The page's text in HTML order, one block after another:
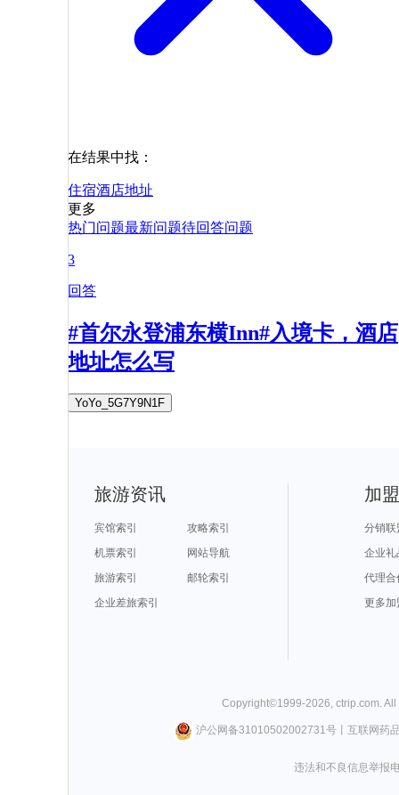
在结果中找：
住宿酒店地址
更多
热门问题最新问题待回答问题
3
回答
#首尔永登浦东横Inn#入境卡，酒店
地址怎么写
YoYo_5G7Y9N1F
旅游资讯
宾馆索引
攻略索引
机票索引
网站导航
旅游索引
邮轮索引
企业差旅索引
加
分销联
企业礼
代理合
更多加
Copyright©1999-2026 ctrip.com .
沪公网备31010502002731号丨 互联网药
违法和不良信息举报